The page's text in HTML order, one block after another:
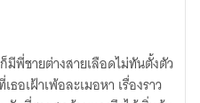
มีพี่ชายต่างสายเลือดไม่ทันตั้งตัว
อเฝ้าเพ้อละเมอหา เรื่องราว